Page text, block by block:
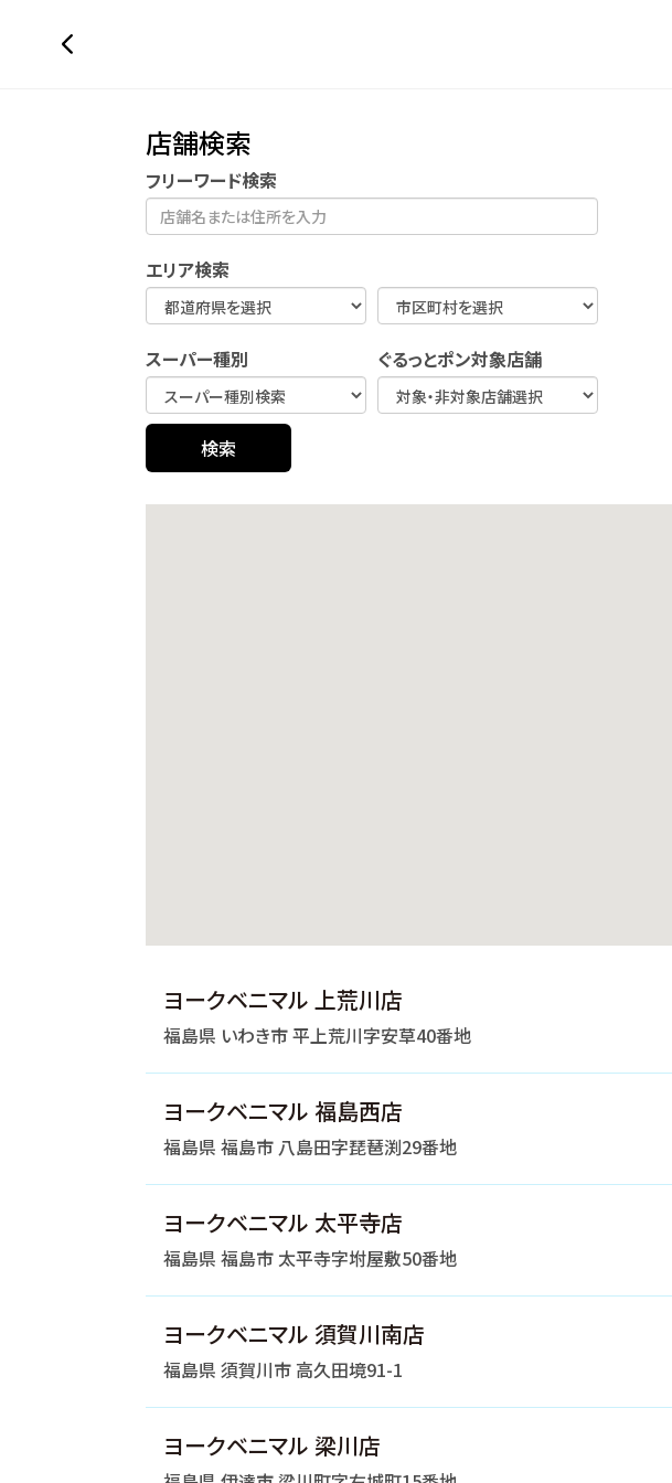
店舗検索
フリーワード検索
エリア検索
スーパー種別 ぐるっとポン対象店舗
検索
ヨークベニマル 上荒川店
福島県 いわき市 平上荒川字安草40番地
ヨークベニマル 福島西店
福島県 福島市 八島田字琵琶渕29番地
ヨークベニマル 太平寺店
福島県 福島市 太平寺字坿屋敷50番地
ヨークベニマル 須賀川南店
福島県 須賀川市 高久田境91-1
ヨークベニマル 梁川店